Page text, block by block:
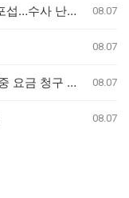
암호화 메신저 이용한 조직범죄, 청소년 포섭…수사 난항 예고 08.07
08.07
고디 하우 국제대교, 개통 초기 이용객 이중 요금 청구 의혹 제기 08.07
08.07